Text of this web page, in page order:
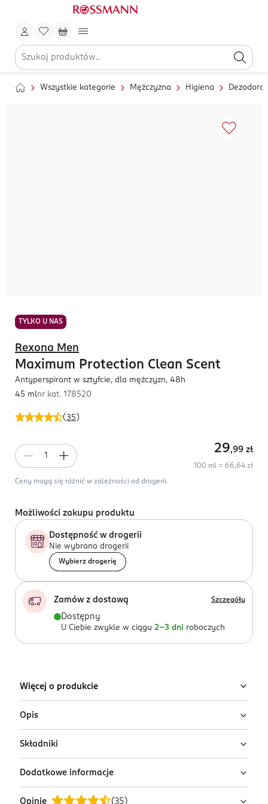
Wszystkie kategorie Mężczyzna Higiena
TYLKO U NAS
(35 )
Rexona Men
Maximum Protection Clean Scent
Antyperspirant w sztyfcie, dla mężczyzn, 48h
45 mlnr kat. 178520
29,99 zł
100 ml = 66,64 zł
Ceny mogą się różnić w zależności od drogerii.
Możliwości zakupu produktu
Dostępność w drogerii
Nie wybrano drogerii
Wybierz drogerię
Zamów z dostawą Szczegóły
Dostępny
U Ciebie zwykle w ciągu 2-3 dni roboczych
Więcej o produkcie
Opis
Antyperspirant w kremie Rexona Men
Maximum Protection Clean Scent
długotrwale chroni przed potem i nieprzyjemnym
Składniki
Ingredients: Cyclopentasiloxane, Aluminum Zirconium
Tetrachlorohydrex GLY, Dimethicone, Cera
Dodatkowe informacje
Opinie (35 )